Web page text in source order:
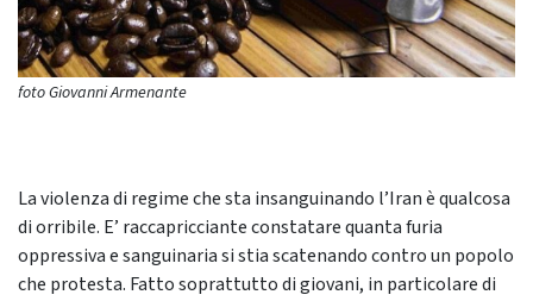
foto Giovanni Armenante
La violenza di regime che sta insanguinando l’Iran è qualcosa
di orribile. E’ raccapricciante constatare quanta furia
oppressiva e sanguinaria si stia scatenando contro un popolo
che protesta. Fatto soprattutto di giovani, in particolare di